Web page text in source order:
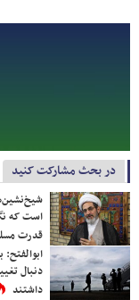
در بحث مشارکت کنید
است که
قدرت
دنبال
داشتند